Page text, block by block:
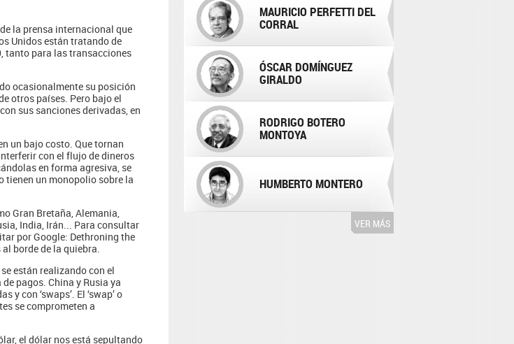
la prensa internacional que
Unidos están tratando de
tanto para las transacciones
ocasionalmente su posición
otros países. Pero bajo el
sus sanciones derivadas, en
un bajo costo. Que tornan
con el flujo de dineros
en forma agresiva, se
tienen un monopolio sobre la
Gran Bretaña, Alemania,
India, Irán... Para consultar
por Google: Dethroning the
borde de la quiebra.
están realizando con el
pagos. China y Rusia ya
con ‘swaps’. El ‘swap’ o
se comprometen a
el dólar nos está sepultando
MAURICIO PERFETTI DEL
CORRAL
ÓSCAR DOMÍNGUEZ
GIRALDO
RODRIGO BOTERO
MONTOYA
HUMBERTO MONTERO
VER MÁS